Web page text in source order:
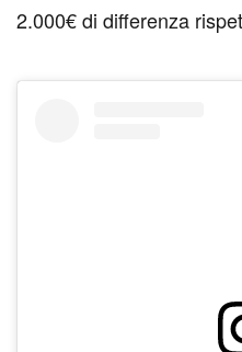
2.000€ di differenza